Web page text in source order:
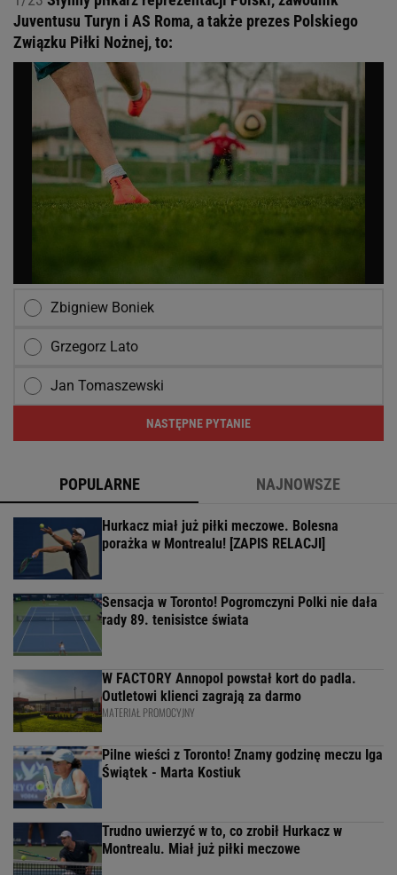
Juventusu Turyn i AS Roma, a także prezes Polskiego
Związku Piłki Nożnej, to:
Zbigniew Boniek
Grzegorz Lato
Jan Tomaszewski
NASTĘPNE PYTANIE
POPULARNE NAJNOWSZE
Hurkacz miał już piłki meczowe. Bolesna
porażka w Montrealu! [ZAPIS RELACJI]
Sensacja w Toronto! Pogromczyni Polki nie dała
rady 89. tenisistce świata
W FACTORY Annopol powstał kort do padla.
Outletowi klienci zagrają za darmo
MATERIAŁ PROMOCYJNY
Pilne wieści z Toronto! Znamy godzinę meczu Iga
Świątek - Marta Kostiuk
Trudno uwierzyć w to, co zrobił Hurkacz w
Montrealu. Miał już piłki meczowe